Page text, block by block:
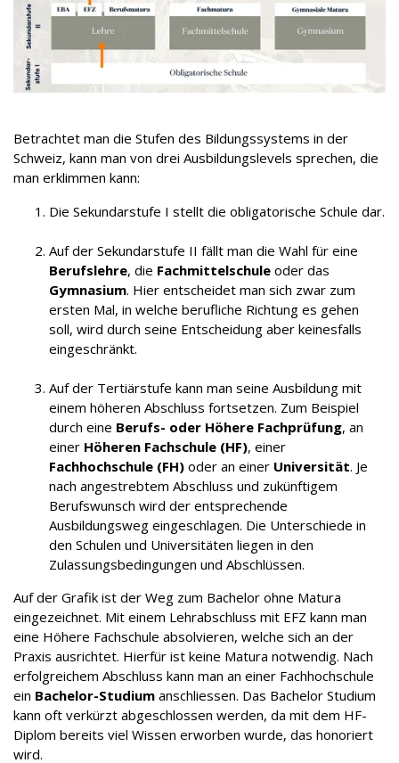
Betrachtet man die Stufen des Bildungssystems in der
Schweiz, kann man von drei Ausbildungslevels sprechen, die
man erklimmen kann:
Die Sekundarstufe I stellt die obligatorische Schule dar.
Auf der Sekundarstufe II fällt man die Wahl für eine
Berufslehre, die Fachmittelschule oder das
Gymnasium. Hier entscheidet man sich zwar zum
ersten Mal, in welche berufliche Richtung es gehen
soll, wird durch seine Entscheidung aber keinesfalls
eingeschränkt.
Auf der Tertiärstufe kann man seine Ausbildung mit
einem höheren Abschluss fortsetzen. Zum Beispiel
durch eine Berufs- oder Höhere Fachprüfung, an
einer Höheren Fachschule (HF), einer
Fachhochschule (FH) oder an einer Universität. Je
nach angestrebtem Abschluss und zukünftigem
Berufswunsch wird der entsprechende
Ausbildungsweg eingeschlagen. Die Unterschiede in
den Schulen und Universitäten liegen in den
Zulassungsbedingungen und Abschlüssen.
Auf der Grafik ist der Weg zum Bachelor ohne Matura
eingezeichnet. Mit einem Lehrabschluss mit EFZ kann man
eine Höhere Fachschule absolvieren, welche sich an der
Praxis ausrichtet. Hierfür ist keine Matura notwendig. Nach
erfolgreichem Abschluss kann man an einer Fachhochschule
ein Bachelor-Studium anschliessen. Das Bachelor Studium
kann oft verkürzt abgeschlossen werden, da mit dem HF-
Diplom bereits viel Wissen erworben wurde, das honoriert
wird.